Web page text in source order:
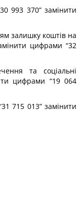
993 370” замінити
залишку коштів на
цифрами “32
та соціальні
цифрами “19 064
715 013” замінити